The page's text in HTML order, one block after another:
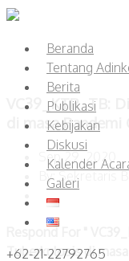
Beranda
Tentang
Berita
Publikasi
Kebijakan
Diskusi
Kalender
Galeri
+62-21-22792765
VC39_KTR_TB:
di masa Pandemi
Sep 29, 2020
By: Sekretaris
Respond For "
Tuberkulosis di